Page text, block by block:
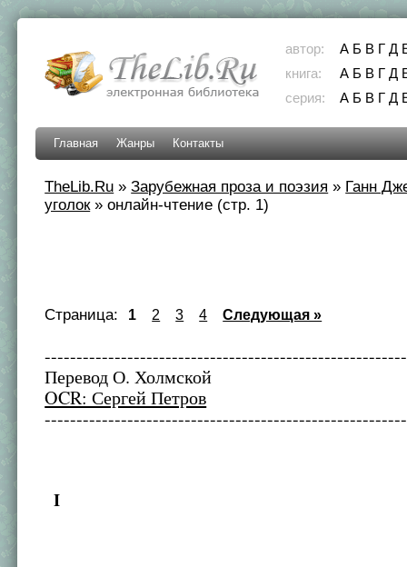
автор: А Б В Г Д
книга:
А Б В Г Д
серия:
А Б В Г Д
Главная Жанры Контакты
TheLib.Ru »Зарубежная проза и поэзия » Ганн
уголок»онлайн-чтение (стр. 1)
Страница: 1 2 3 4 Следующая »
Перевод О. Холмской
OCR: Сергей Петров
I